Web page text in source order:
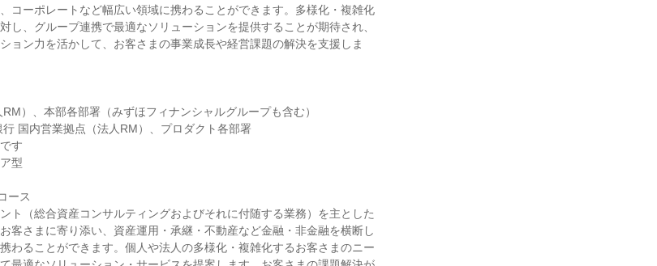
コーポレートなど幅広い領域に携わることができます。多様化・複雑化
し、グループ連携で最適なソリューションを提供することが期待され、
ョン力を活かして、お客さまの事業成長や経営課題の解決を支援しま
）、本部各部署（みずほフィナンシャルグループも含む）
行 国内営業拠点（法人RM）、プロダクト各部署
す
型
ース
ト（総合資産コンサルティングおよびそれに付随する業務）を主とした
客さまに寄り添い、資産運用・承継・不動産など金融・非金融を横断し
わることができます。個人や法人の多様化・複雑化するお客さまのニー